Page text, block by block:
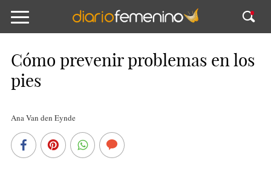
Cómo prevenir problemas en los
pies
Ana Van den Eynde